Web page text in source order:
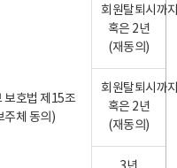
보호법 제15조
주체 동의)
회원탈퇴시까
혹은 2년
(재동의)
회원탈퇴시까
혹은 2년
(재동의)